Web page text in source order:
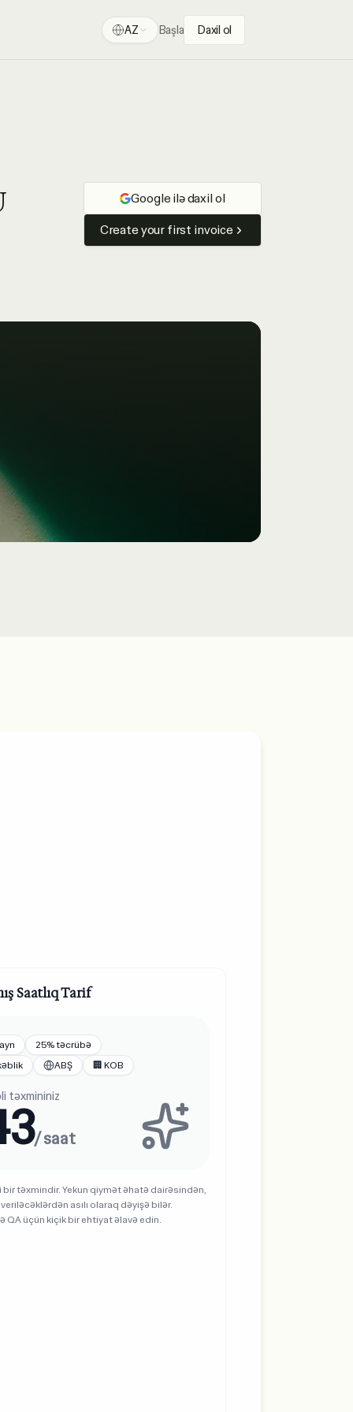
AZ Başla Daxil ol
Google ilə daxil ol
Create your first invoice
Saatlıq Tarif
25% təcrübə
ABŞ 🏢 KOB
təxmininiz
/ saat
təxmindir. Yekun qiymət əhatə dairəsindən,
asılı olaraq dəyişə bilər.
QA üçün kiçik bir ehtiyat əlavə edin.